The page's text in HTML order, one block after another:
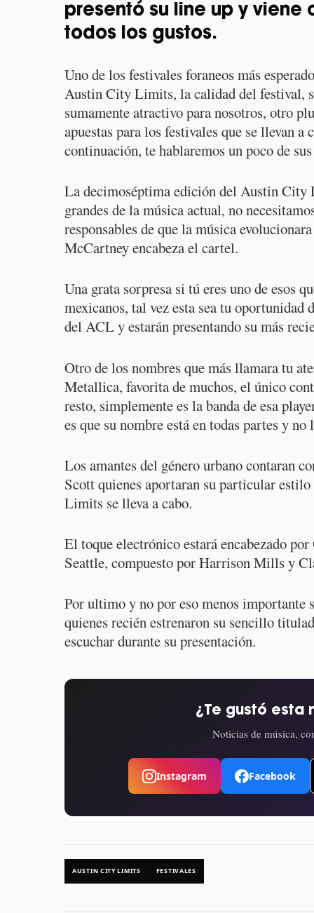
presentó su line up y
todos los gustos.
Uno de los festivales foraneos más
Austin City Limits, la calidad del festival,
sumamente atractivo para nosotros, otro
apuestas para los festivales que se llevan
continuación, te hablaremos un poco de
La decimoséptima edición del Austin City
grandes de la música actual, no
responsables de que la música
McCartney encabeza el cartel.
Una grata sorpresa si tú eres uno de esos
mexicanos, tal vez esta sea tu
del ACL y estarán presentando su más
Otro de los nombres que más llamara tu
Metallica, favorita de muchos, el único
resto, simplemente es la banda de esa
es que su nombre está en todas partes y no
Los amantes del género urbano contaran
Scott quienes aportaran su particular
Limits se lleva a cabo.
El toque electrónico estará encabezado
Seattle, compuesto por Harrison Mills y
Por ultimo y no por eso menos importante
quienes recién estrenaron su sencillo
escuchar durante su presentación.
¿Te gustó esta
Noticias de música,
Instagram Facebook
AUSTIN CITY LIMITS FESTIVALES